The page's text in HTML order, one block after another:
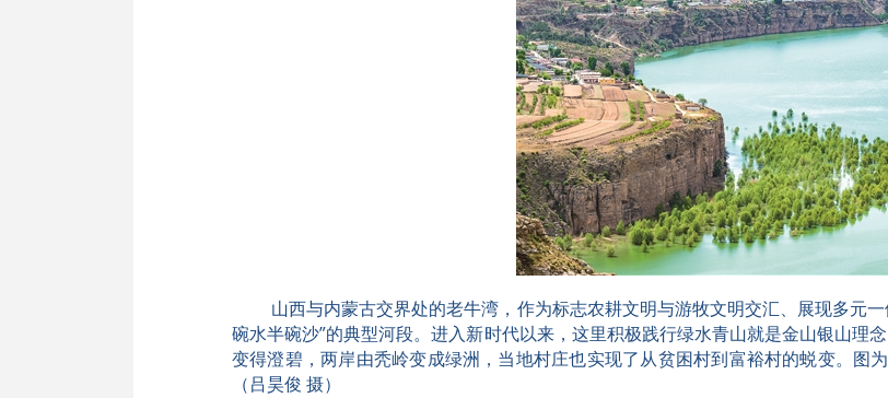
山西与内蒙古交界处的老牛湾，作为标志农耕文明与游牧文明交汇、展现多元
碗水半碗沙”的典型河段。进入新时代以来，这里积极践行绿水青山就是金山银山理
变得澄碧，两岸由秃岭变成绿洲，当地村庄也实现了从贫困村到富裕村的蜕变。图
（吕昊俊 摄）